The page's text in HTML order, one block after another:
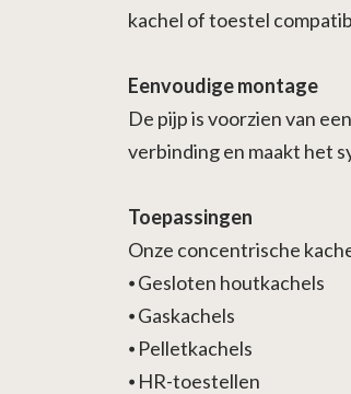
kachel of toestel
Eenvoudige montage
De pijp is voorzien van
verbinding en maakt het
Toepassingen
Onze concentrische
⦁Gesloten houtkachels
⦁Gaskachels
⦁ Pelletkachels
⦁ HR-toestellen